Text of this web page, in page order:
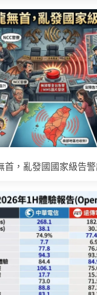
首，亂發國國家級告